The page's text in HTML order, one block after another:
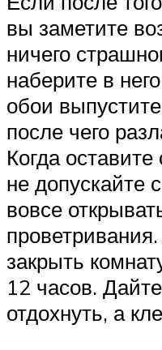
вы заметите
ничего
наберите в
обои
после чего
Когда
не допускайте
вовсе
закрыть
12 часов.
отдохнуть, а